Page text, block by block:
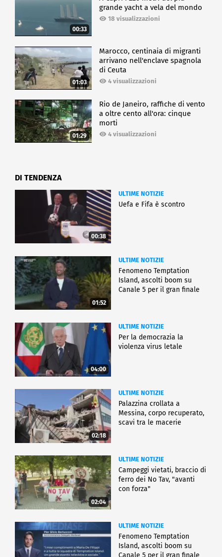
00:33
grande yacht a vela del mondo
18 visualizzazioni
01:03
Marocco, centinaia di migranti
arrivano nell'enclave spagnola
di Ceuta
4 visualizzazioni
01:29
Rio de Janeiro, raffiche di vento
a oltre cento all'ora: cinque
morti
4 visualizzazioni
DI TENDENZA
00:38
ULTIME NOTIZIE
Uefa e Fifa è scontro
01:52
ULTIME NOTIZIE
Fenomeno Temptation
Island, ascolti boom su
Canale 5 per il gran finale
04:00
ULTIME NOTIZIE
Per la democrazia la
violenza virus letale
02:18
ULTIME NOTIZIE
Palazzina crollata a
Messina, corpo recuperato,
scavi tra le macerie
02:04
ULTIME NOTIZIE
Campeggi vietati, braccio di
ferro dei No Tav, "avanti
con forza"
ULTIME NOTIZIE
Fenomeno Temptation
Island, ascolti boom su